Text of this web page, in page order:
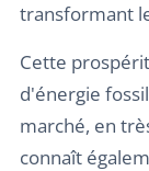
transformant
Cette
d'énergie
marché, en
connaît